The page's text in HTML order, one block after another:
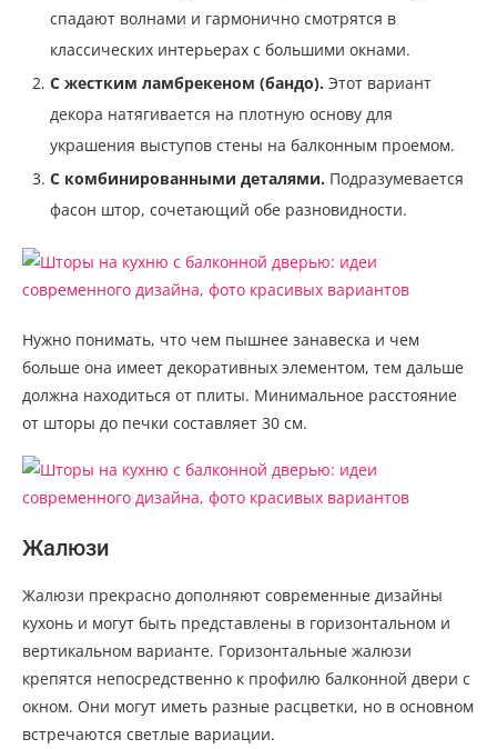
спадают волнами и гармонично смотрятся в
классических интерьерах с большими окнами.
С жестким ламбрекеном (бандо). Этот вариант
декора натягивается на плотную основу для
украшения выступов стены на балконным проемом.
С комбинированными деталями. Подразумевается
фасон штор, сочетающий обе разновидности.
Нужно понимать, что чем пышнее занавеска и чем
больше она имеет декоративных элементом, тем дальше
должна находиться от плиты. Минимальное расстояние
от шторы до печки составляет 30 см.
Жалюзи
Жалюзи прекрасно дополняют современные дизайны
кухонь и могут быть представлены в горизонтальном и
вертикальном варианте. Горизонтальные жалюзи
крепятся непосредственно к профилю балконной двери с
окном. Они могут иметь разные расцветки, но в основном
встречаются светлые вариации.